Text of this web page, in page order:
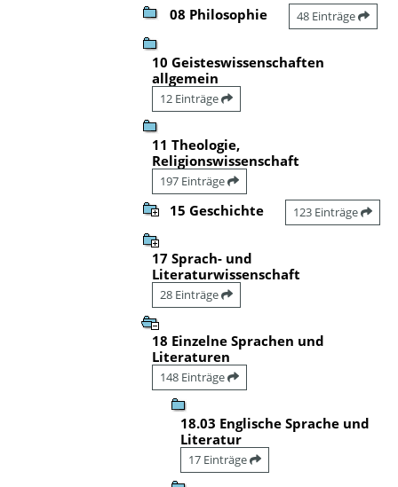
08 Philosophie 48 Einträge
10 Geisteswissenschaften
allgemein
12 Einträge
11 Theologie,
Religionswissenschaft
197 Einträge
15 Geschichte 123 Einträge
17 Sprach- und
Literaturwissenschaft
28 Einträge
18 Einzelne Sprachen und
Literaturen
148 Einträge
18.03 Englische Sprache und
Literatur
17 Einträge